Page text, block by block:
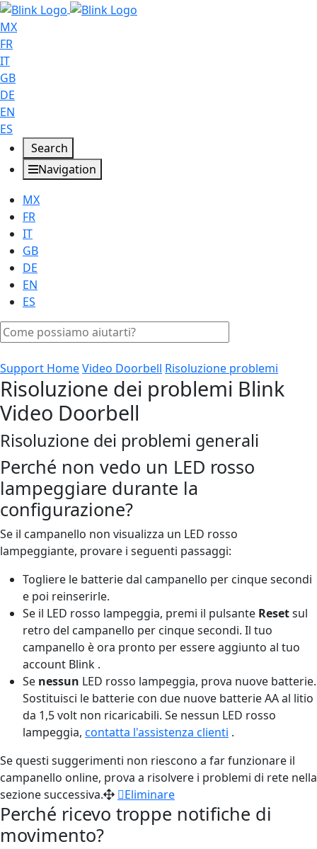
MX
FR
IT
GB
DE
EN
ES
Search
Navigation
MX
FR
IT
GB
DE
EN
ES
Support HomeVideo Doorbell Risoluzione problemi
Risoluzione dei problemi Blink
Video Doorbell
Risoluzione dei problemi generali
Perché non vedo un LED rosso
lampeggiare durante la
configurazione?
Se il campanello non visualizza un LED rosso
lampeggiante, provare i seguenti passaggi:
Togliere le batterie dal campanello per cinque secondi
e poi reinserirle.
Se il LED rosso lampeggia, premi il pulsante Resetsul
retro del campanello per cinque secondi. Il tuo
campanello è ora pronto per essere aggiunto al tuo
account Blink .
Se nessun LED rosso lampeggia, prova nuove batterie.
Sostituisci le batterie con due nuove batterie AA al litio
da 1,5 volt non ricaricabili. Se nessun LED rosso
lampeggia, contatta l'assistenza clienti .
Se questi suggerimenti non riescono a far funzionare il
campanello online, prova a risolvere i problemi di rete nella
sezione successiva.
Eliminare
Perché ricevo troppe notifiche di
movimento?